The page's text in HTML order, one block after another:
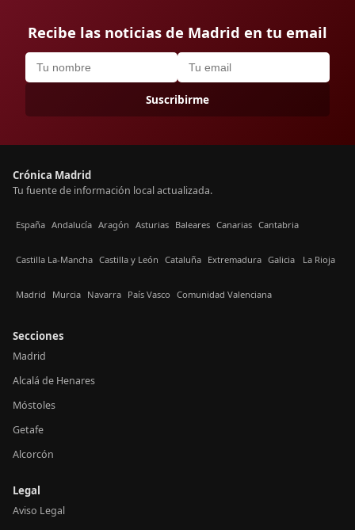
Recibe las noticias de Madrid en tu email
Suscribirme
Crónica Madrid
Tu fuente de información local actualizada.
España Andalucía Aragón Asturias Baleares Canarias Cantabria
Castilla La-Mancha Castilla y León Cataluña Extremadura Galicia La Rioja
Madrid Murcia Navarra País Vasco Comunidad Valenciana
Secciones
Madrid
Alcalá de Henares
Móstoles
Getafe
Alcorcón
Legal
Aviso Legal